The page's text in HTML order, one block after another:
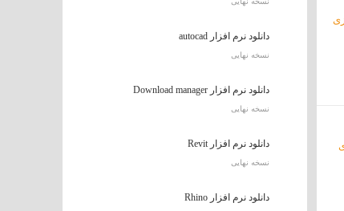
دانلود نرم افزار autocad
نسخه نهایی
دانلود نرم افزار Download manager
نسخه نهایی
دانلود نرم افزار Revit
نسخه نهایی
دانلود نرم افزار Rhino